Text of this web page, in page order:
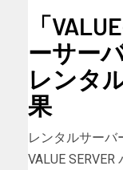
「
ーサー
レンタ
果
レンタルサーバ
VALUE